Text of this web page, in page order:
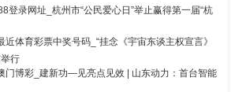
登录网址_杭州市“公民爱心日”举止赢得第一届“杭
体育彩票中奖号码_“挂念《宇宙东谈主权宣言》
行
门博彩_建新功—见亮点见效 | 山东动力：首台智能